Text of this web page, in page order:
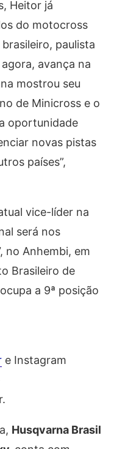
Heitor já
do motocross
paulista
avança na
mostrou seu
de Minicross e o
oportunidade
novas pistas
países”,
vice-líder na
será nos
no Anhembi, em
Brasileiro de
a 9ª posição
e Instagram
Husqvarna Brasil